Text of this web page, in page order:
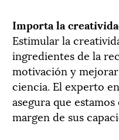
Importa la
Estimular la
ingredientes de la
motivación y
ciencia. El experto
asegura que
margen de sus